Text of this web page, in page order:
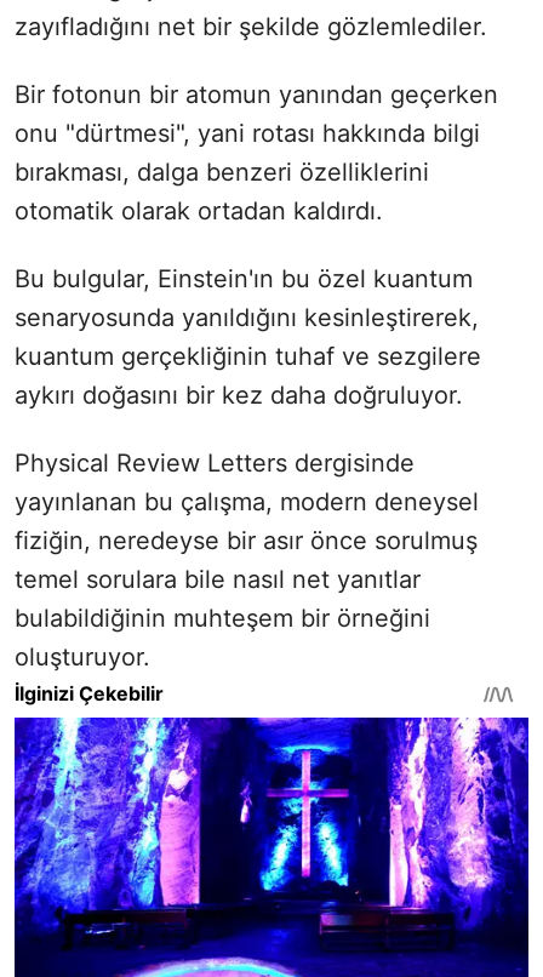
zayıfladığını net bir şekilde gözlemlediler.
Bir fotonun bir atomun yanından geçerken
onu "dürtmesi", yani rotası hakkında bilgi
bırakması, dalga benzeri özelliklerini
otomatik olarak ortadan kaldırdı.
Bu bulgular, Einstein'ın bu özel kuantum
senaryosunda yanıldığını kesinleştirerek,
kuantum gerçekliğinin tuhaf ve sezgilere
aykırı doğasını bir kez daha doğruluyor.
Physical Review Letters dergisinde
yayınlanan bu çalışma, modern deneysel
fiziğin, neredeyse bir asır önce sorulmuş
temel sorulara bile nasıl net yanıtlar
bulabildiğinin muhteşem bir örneğini
oluşturuyor.